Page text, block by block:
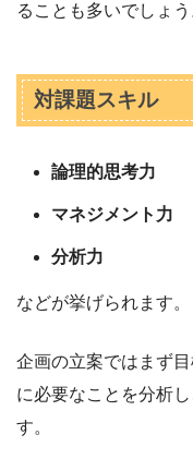
ることも多いでしょう
対課題スキル
論理的思考力
マネジメント力
分析力
などが挙げられます。
企画の立案ではまず
に必要なことを分析
す。